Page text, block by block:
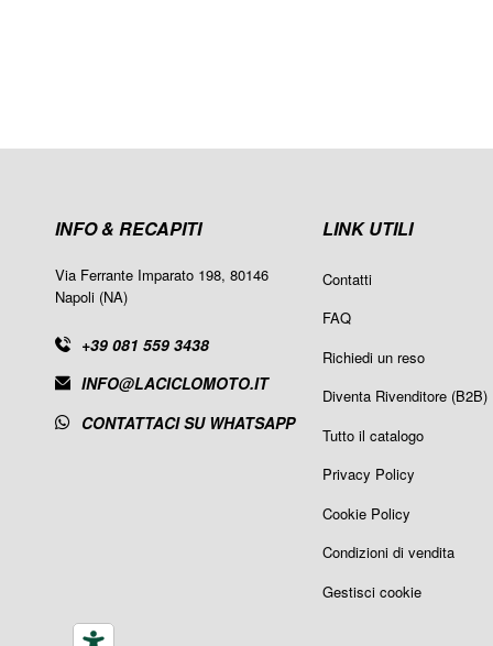
INFO & RECAPITI
Via Ferrante Imparato 198, 80146
Napoli (NA)
+39 081 559 3438
INFO@LACICLOMOTO.IT
CONTATTACI SU WHATSAPP
LINK UTILI
Contatti
FAQ
Richiedi un reso
Diventa Rivenditore (B2B)
Tutto il catalogo
Privacy Policy
Cookie Policy
Condizioni di vendita
Gestisci cookie